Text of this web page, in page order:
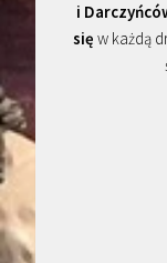
i
się w każdą